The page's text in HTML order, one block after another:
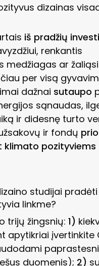
dizainas
iš pradžių
renkantis
medžiagas ar
per visą
dažnai sutaupo
sąnaudas,
ir didesnę turto
ir fondų
klimato pozityviems
studijai
linkme?
trijų žingsnių: 1)
apytikriai įvertinkite
duomenis); 2)